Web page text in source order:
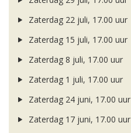
Zaterdag 22 juli, 17.00 uur
Zaterdag 15 juli, 17.00 uur
Zaterdag 8 juli, 17.00 uur
Zaterdag 1 juli, 17.00 uur
Zaterdag 24 juni, 17.00 uur
Zaterdag 17 juni, 17.00 uur